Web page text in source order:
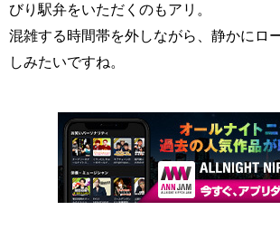
びり駅弁をいただくのもアリ。
混雑する時間帯を外しながら、静かにロ
しみたいですね。